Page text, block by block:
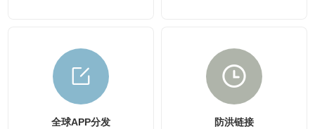
全球APP分发
防洪链接